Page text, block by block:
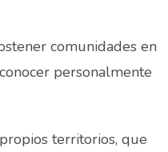
comunidades en
personalmente
territorios, que